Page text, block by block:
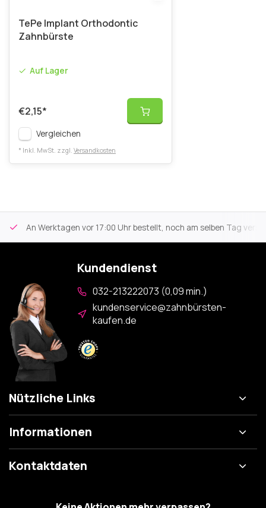
TePe Implant Orthodontic
Zahnbürste
Auf Lager
€2,15*
Vergleichen
* Inkl. MwSt. zzgl. Versandkosten
An Werktagen vor 17:00 Uhr bestellt, noch am selben Tag
Kundendienst
032-213222073 (0,09 min.)
kundenservice@zahnbürsten-
kaufen.de
Nützliche Links
Informationen
Kontaktdaten